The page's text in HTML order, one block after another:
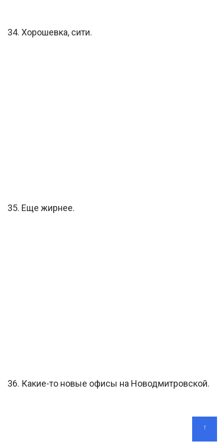
34. Хорошевка, сити.
35. Еще жирнее.
36. Какие-то новые офисы на Новодмитровской.
↑